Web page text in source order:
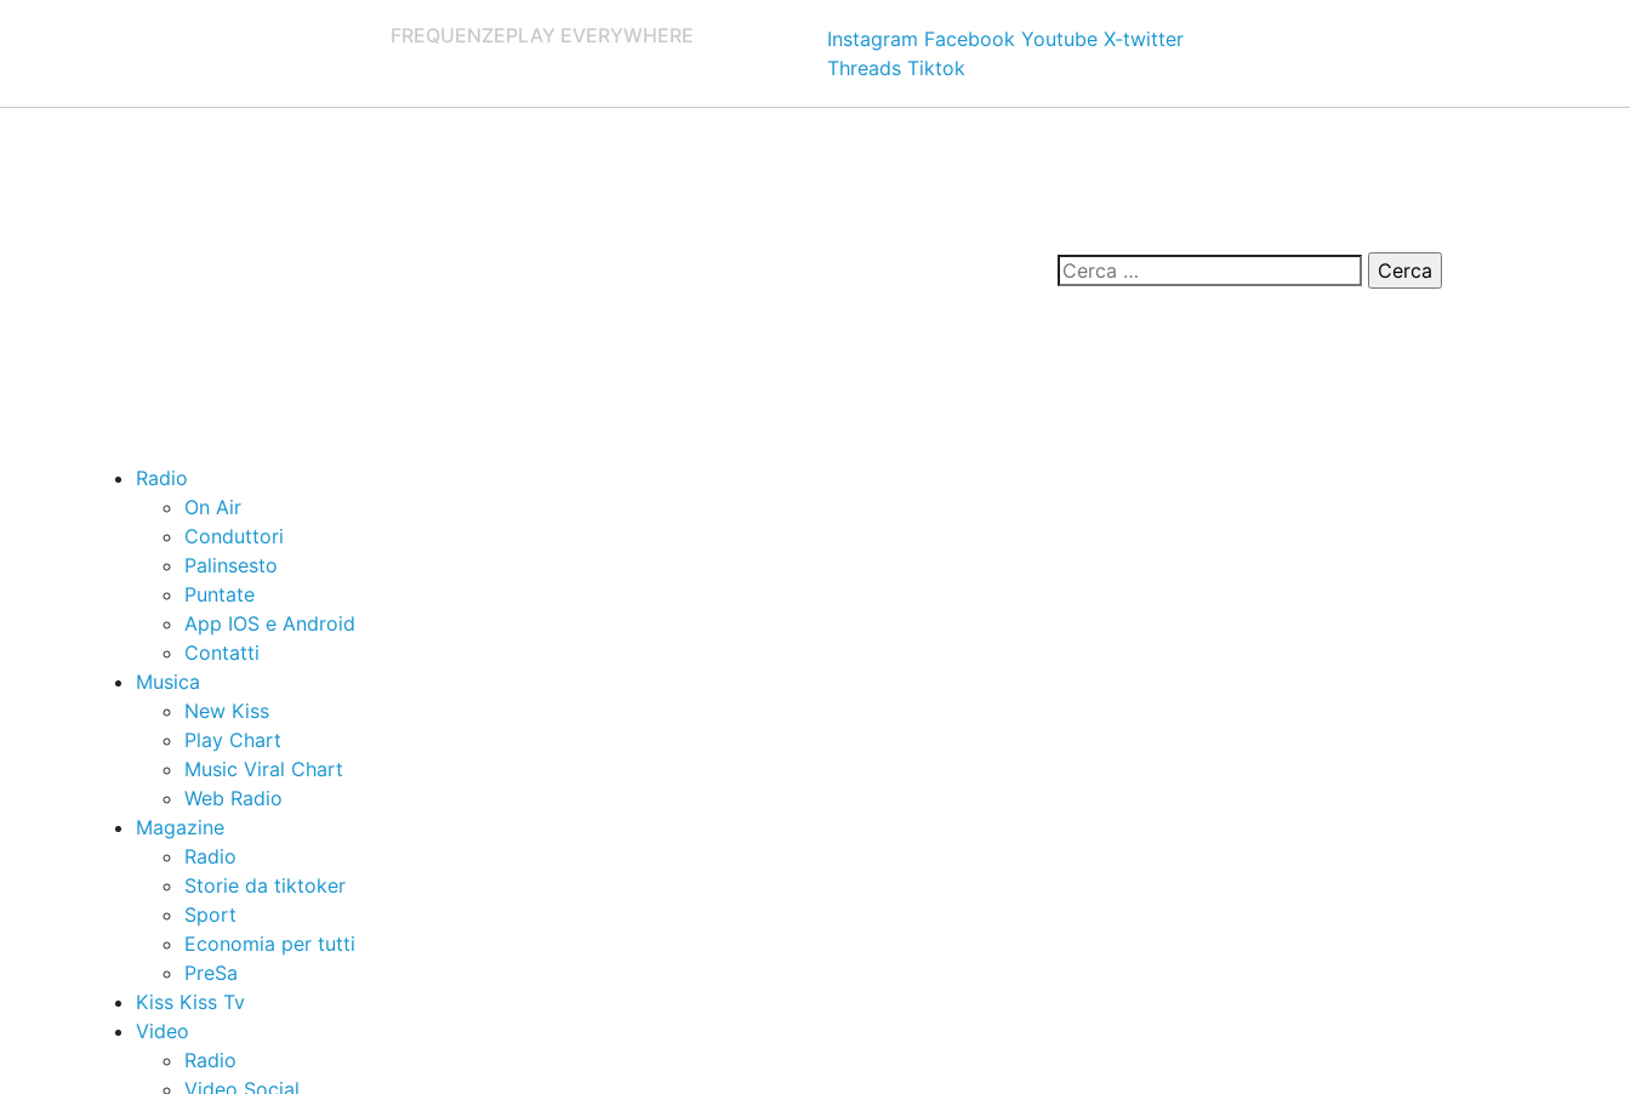
FREQUENZEPLAY EVERYWHERE Instagram Facebook Youtube X-twitter
Threads Tiktok
Radio
On Air
Conduttori
Palinsesto
Puntate
App IOS e Android
Contatti
Musica
New Kiss
Play Chart
Music Viral Chart
Web Radio
Magazine
Radio
Storie da tiktoker
Sport
Economia per tutti
PreSa
Kiss Kiss Tv
Video
Radio
Video Social